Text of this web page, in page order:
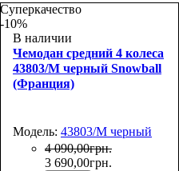
55х35х20
Суперкачество
-10%
В наличии
Чемодан средний 4 колеса
43803/M черный Snowball
(Франция)
Модель: 43803/M черный
4 090,00грн.
3 690,00грн.